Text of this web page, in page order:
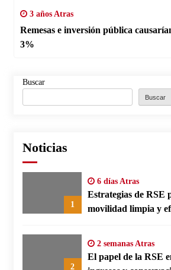
3 años Atras
Remesas e inversión pública
3%
Buscar
Buscar
Noticias
1
6 días Atras
Estrategias de RSE
movilidad limpia y
2
2 semanas Atras
El papel de la RSE